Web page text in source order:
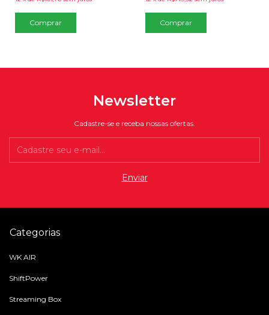
Newsletter
Cadastre-se e receba nossas ofertas.
Categorias
WK AIR
ShiftPower
Streaming Box